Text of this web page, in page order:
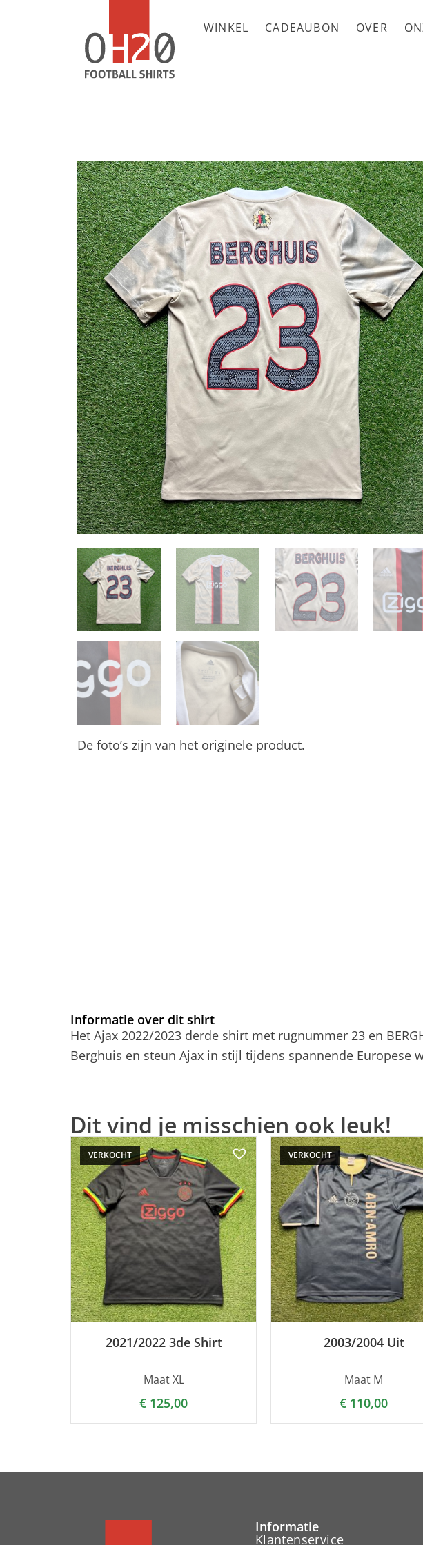
WINKEL CADEAUBON OVER
De foto’s zijn van het originele product.
Informatie over dit shirt
Het Ajax 2022/2023 derde shirt met rugnummer 23 en
Berghuis en steun Ajax in stijl tijdens spannende Europese
Dit vind je misschien ook leuk!
VERKOCHT
2021/2022 3de Shirt
Maat XL
€ 125,00
VERKOCHT
2003/2004 Uit
Maat M
€ 110,00
Informatie
Klantenservice